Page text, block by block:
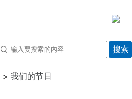
> 我们的节日